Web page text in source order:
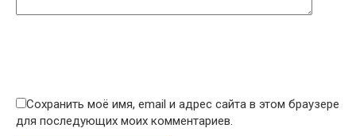
Сохранить моё имя, email и адрес сайта в этом браузере
для последующих моих комментариев.